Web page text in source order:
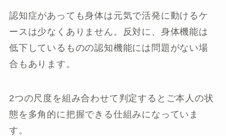
認知症があっても身体は元気で活発に動けるケ
ースは少なくありません。反対に、身体機能は
低下しているものの認知機能には問題がない場
合もあります。
2つの尺度を組み合わせて判定するとご本人の状
態を多角的に把握できる仕組みになっていま
す。